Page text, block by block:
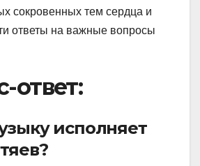
сокровенных тем сердца и
ответы на важные вопросы
ответ:
исполняет